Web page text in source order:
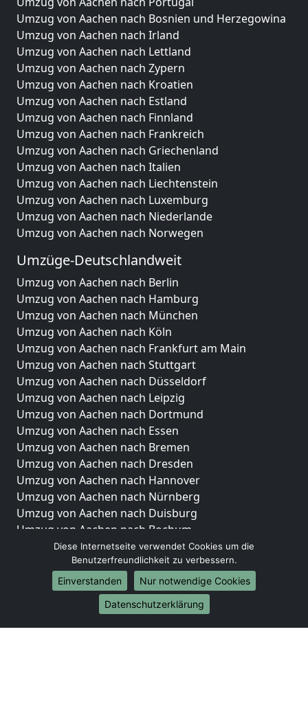
Umzug von Aachen nach Bosnien und Herzegowina
Umzug von Aachen nach Irland
Umzug von Aachen nach Lettland
Umzug von Aachen nach Zypern
Umzug von Aachen nach Kroatien
Umzug von Aachen nach Estland
Umzug von Aachen nach Finnland
Umzug von Aachen nach Frankreich
Umzug von Aachen nach Griechenland
Umzug von Aachen nach Italien
Umzug von Aachen nach Liechtenstein
Umzug von Aachen nach Luxemburg
Umzug von Aachen nach Niederlande
Umzug von Aachen nach Norwegen
Umzüge-Deutschlandweit
Umzug von Aachen nach Berlin
Umzug von Aachen nach Hamburg
Umzug von Aachen nach München
Umzug von Aachen nach Köln
Umzug von Aachen nach Frankfurt am Main
Umzug von Aachen nach Stuttgart
Umzug von Aachen nach Düsseldorf
Umzug von Aachen nach Leipzig
Umzug von Aachen nach Dortmund
Umzug von Aachen nach Essen
Umzug von Aachen nach Bremen
Umzug von Aachen nach Dresden
Umzug von Aachen nach Hannover
Umzug von Aachen nach Nürnberg
Umzug von Aachen nach Duisburg
Umzug von Aachen nach Bochum
Umzug von Aachen nach Wuppertal
Umzug von Aachen nach Bielefeld
Umzug von Aachen nach Bonn
Umzug von Aachen nach Münster
Diese Internetseite verwendet Cookies um die
Benutzerfreundlichkeit zu verbessern.
Einverstanden
Nur notwendige Cookies
Datenschutzerklärung